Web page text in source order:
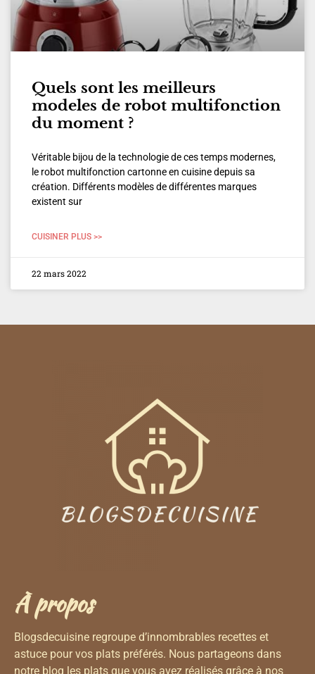
Quels sont les meilleurs
modeles de robot multifonction
du moment ?
Véritable bijou de la technologie de ces temps modernes,
le robot multifonction cartonne en cuisine depuis sa
création. Différents modèles de différentes marques
existent sur
CUISINER PLUS >>
22 mars 2022
À propos
Blogsdecuisine regroupe d’innombrables recettes et
astuce pour vos plats préférés. Nous partageons dans
notre blog les plats que vous avez réalisés grâce à nos